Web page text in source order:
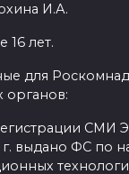
И.А.
16 лет.
для
органов:
СМИ
г. выдано ФС по